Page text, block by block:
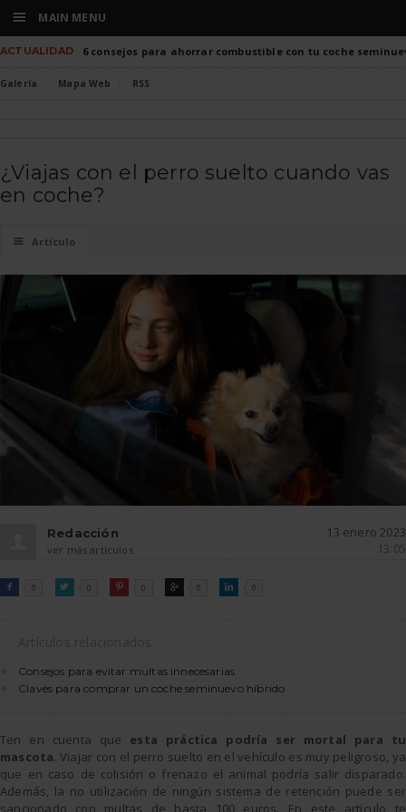
ACTUALIDAD 6 consejos para ahorrar combustible con tu coche
Galería Mapa Web RSS
¿Viajas con el perro suelto cuando vas
en coche?
☰ Artículo
Redacción
ver más artículos
13 enero 2023
13:05

FACEBOOK
0 
TWITTER0 
PINTEREST
0 
GOOGLE0 
LINKEDIN
0
Consejos para evitar multas innecesarias
Claves para comprar un coche seminuevo híbrido
Ten en cuenta que esta práctica podría ser mortal para tu
mascota. Viajar con el perro suelto en el vehículo es muy peligroso, ya
que en caso de colisión o frenazo el animal podría salir disparado.
Además, la no utilización de ningún sistema de retención puede ser
sancionado con multas de hasta 100 euros. En este artículo te
☰ MAIN MENU